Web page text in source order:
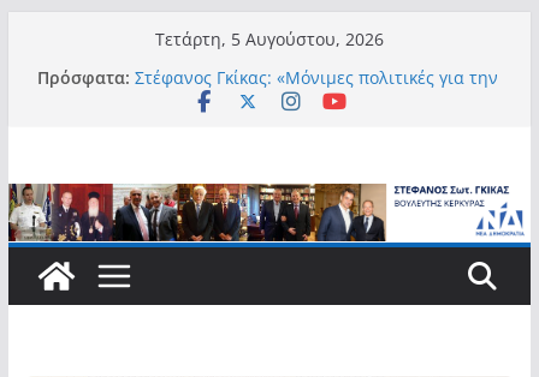
περιεχόμενο
Τετάρτη, 5 Αυγούστου, 2026
Πρόσφατα: Στέφανος Γκίκας: «Μόνιμες πολιτικές για την
αυτονομία, την αξιοπρέπεια και την ισότιμη
Στέφανος Γκίκας:
Στέφανος Γκίκας: «Η πρωτοβουλία “Smart
Island – Gov Access Booth” ενισχύει την
ισότιμη πρόσβαση των νησιωτών μας στις